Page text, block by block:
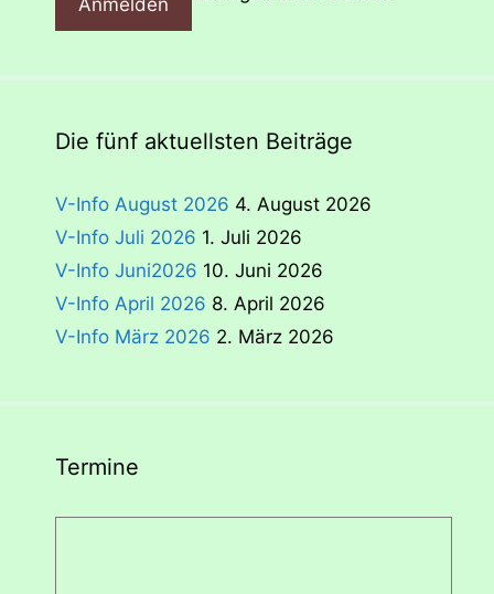
Die fünf aktuellsten Beiträge
V-Info August 2026 4. August 2026
V-Info Juli 2026 1. Juli 2026
V-Info Juni2026 10. Juni 2026
V-Info April 2026 8. April 2026
V-Info März 2026 2. März 2026
Termine